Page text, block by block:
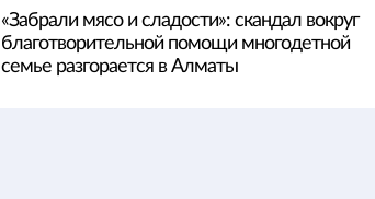
«Забрали мясо и сладости»: скандал вокруг
благотворительной помощи многодетной
семье разгорается в Алматы